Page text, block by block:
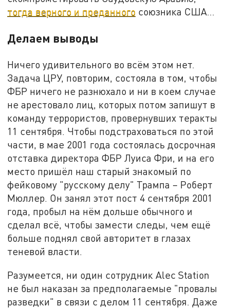
тогда верного и преданного союзника США…
Делаем выводы
Ничего удивительного во всём этом нет.
Задача ЦРУ, повторим, состояла в том, чтобы
ФБР ничего не разнюхало и ни в коем случае
не арестовало лиц, которых потом запишут в
команду террористов, провернувших теракты
11 сентября. Чтобы подстраховаться по этой
части, в мае 2001 года состоялась досрочная
отставка директора ФБР Луиса Фри, и на его
место пришёл наш старый знакомый по
фейковому "русскому делу" Трампа – Роберт
Мюллер. Он занял этот пост 4 сентября 2001
года, пробыл на нём дольше обычного и
сделал всё, чтобы замести следы, чем ещё
больше поднял свой авторитет в глазах
теневой власти.
Разумеется, ни один сотрудник Alec Station
не был наказан за предполагаемые "провалы
разведки" в связи с делом 11 сентября. Даже